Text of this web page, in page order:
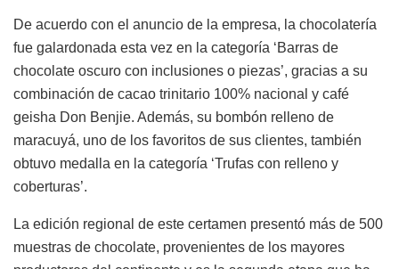
De acuerdo con el anuncio de la empresa, la chocolatería
fue galardonada esta vez en la categoría ‘Barras de
chocolate oscuro con inclusiones o piezas’, gracias a su
combinación de cacao trinitario 100% nacional y café
geisha Don Benjie. Además, su bombón relleno de
maracuyá, uno de los favoritos de sus clientes, también
obtuvo medalla en la categoría ‘Trufas con relleno y
coberturas’.
La edición regional de este certamen presentó más de 500
muestras de chocolate, provenientes de los mayores